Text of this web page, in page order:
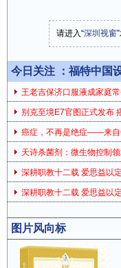
请进入“深圳视窗
今日关注 ： 福特中国
王老吉保济口服液成家庭
别克至境E7官图正式发布
癌症，不再是绝症——来自
天诗杀菌剂：微生物控制
深耕职教十二载 爱思益以
深耕职教十二载 爱思益以
图片风向标